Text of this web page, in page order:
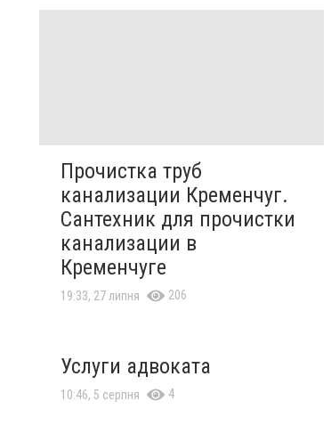
Прочистка труб
канализации Кременчуг.
Сантехник для прочистки
канализации в
Кременчуге
19:33, 27 липня 206
Услуги адвоката
10:46, 5 серпня 4